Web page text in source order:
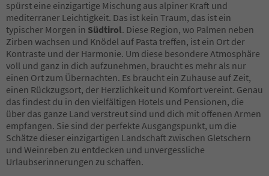
15
16
17
18
19
20
21
22
23
24
25
26
27
28
spürst eine einzigartige Mischung aus alpiner Kraft und
mediterraner Leichtigkeit. Das ist kein Traum, das ist ein
typischer Morgen in Südtirol. Diese Region, wo Palmen neben
Zirben wachsen und Knödel auf Pasta treffen, ist ein Ort der
Kontraste und der Harmonie. Um diese besondere Atmosphäre
voll und ganz in dich aufzunehmen, braucht es mehr als nur
einen Ort zum Übernachten. Es braucht ein Zuhause auf Zeit,
einen Rückzugsort, der Herzlichkeit und Komfort vereint. Genau
das findest du in den vielfältigen Hotels und Pensionen, die
über das ganze Land verstreut sind und dich mit offenen Armen
empfangen. Sie sind der perfekte Ausgangspunkt, um die
Schätze dieser einzigartigen Landschaft zwischen Gletschern
und Weinreben zu entdecken und unvergessliche
Urlaubserinnerungen zu schaffen.